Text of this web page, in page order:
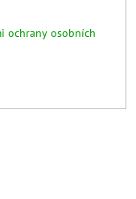
ochrany osobních